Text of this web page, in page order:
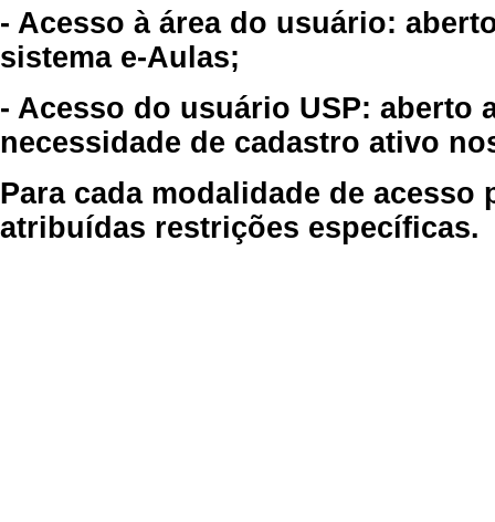
- Acesso à área do usuário:
sistema e-Aulas;
- Acesso do usuário USP: aberto
necessidade de cadastro ativo
Para cada modalidade de
atribuídas restrições específicas.